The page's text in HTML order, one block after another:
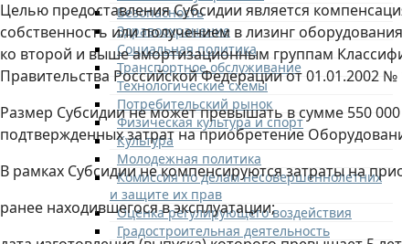
Безопасность
Здравоохранение
Социальная политика
Транспортное обслуживание
Технологические схемы
Потребительский рынок
Физическая культура и спорт
Культура
Молодежная политика
Комиссия по делам несовершеннолетних
и защите их прав
Оценка регулирующего воздействия
Градостроительная деятельность
Целью предоставления Субсидии является
собственность или получением в лизинг
ко второй и выше амортизационным группам
Правительства Российской Федерации от 01.01.2002
Размер Субсидии не может превышать в сумме 550
подтвержденных затрат на приобретение
В рамках Субсидии не компенсируются затраты на
ранее находившегося в эксплуатации;